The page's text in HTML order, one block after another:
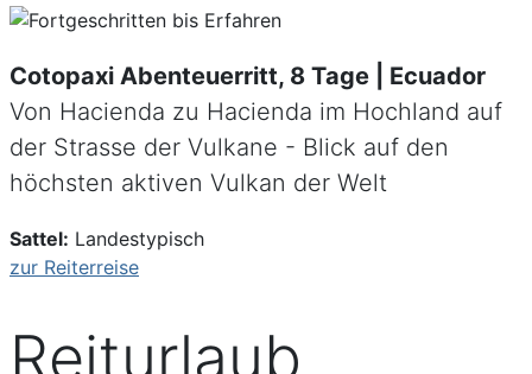
Cotopaxi Abenteuerritt, 8 Tage | Ecuador
Von Hacienda zu Hacienda im Hochland auf
der Strasse der Vulkane - Blick auf den
höchsten aktiven Vulkan der Welt
Sattel: Landestypisch
zur Reiterreise
Reiturlaub